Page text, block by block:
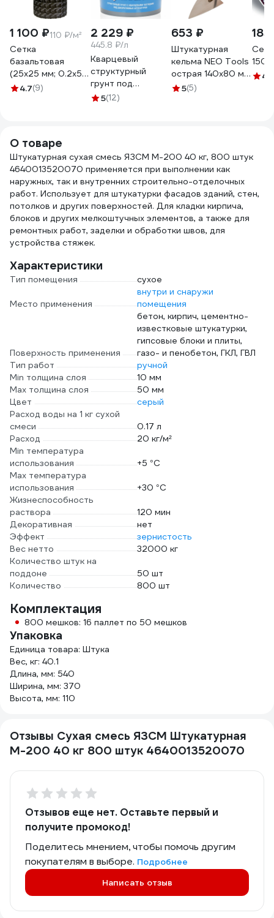
1 100 ₽110 ₽/м²
Сетка
базальтовая
(25х25 мм; 0.2х50
м; 50 кН/м)
4.7(9)
2 229 ₽
445.8 ₽/л
Кварцевый
структурный
грунт под
декоративные
5(12)
653 ₽
Штукатурная
кельма NEO Tools
острая 140х80 мм
деревянная ручка
5(5)
185
150
4.9
О товаре
Штукатурная сухая смесь ЯЗСМ М-200 40 кг, 800 штук
4640013520070 применяется при выполнении как
наружных, так и внутренних строительно-отделочных
работ. Использует для штукатурки фасадов зданий, стен,
потолков и других поверхностей. Для кладки кирпича,
блоков и других мелкоштучных элементов, а также для
ремонтных работ, заделки и обработки швов, для
устройства стяжек.
Характеристики
Тип помещения сухое
Место применения
внутри и снаружи
помещения
Поверхность применения
бетон, кирпич, цементно-
известковые штукатурки,
гипсовые блоки и плиты,
газо- и пенобетон, ГКЛ, ГВЛ
Тип работ
ручной
Min толщина слоя
10 мм
Max толщина слоя
50 мм
Цвет
серый
Расход воды на 1 кг сухой
смеси
0.17 л
Расход
20 кг/м²
Min температура
использования
+5 °С
Max температура
использования
+30 °С
Жизнеспособность
раствора
120 мин
Декоративная
нет
Эффект
зернистость
Вес нетто
32000 кг
Количество штук на
поддоне
50 шт
Количество
800 шт
Комплектация
800 мешков: 16 паллет по 50 мешков
Упаковка
Единица товара: Штука
Вес, кг: 40.1
Длина, мм: 540
Ширина, мм: 370
Высота, мм: 110
Отзывы Сухая смесь ЯЗСМ Штукатурная
М-200 40 кг 800 штук 4640013520070
Отзывов еще нет. Оставьте первый и
получите промокод!
Поделитесь мнением, чтобы помочь другим
покупателям в выборе. Подробнее
Написать отзыв